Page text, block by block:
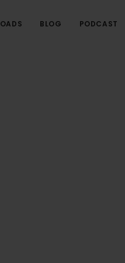
BLOG PODCAST